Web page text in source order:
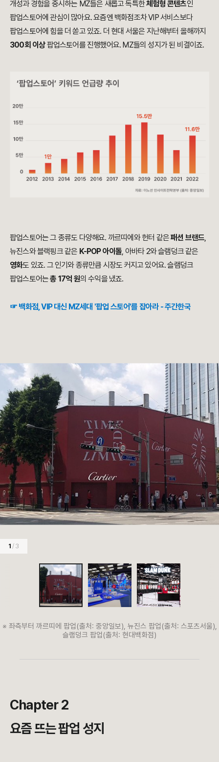
개성과 경험을 중시하는 MZ들은 새롭고 독특한체험형 콘텐츠인
팝업스토어에 관심이 많아요. 요즘엔 백화점조차 VIP 서비스보다
팝업스토어에 힘을 더 쏟고 있죠. 더 현대 서울은 지난해부터 올해까지
300회 이상팝업스토어를 진행했어요. MZ들의 성지가 된 비결이죠.
팝업스토어는 그 종류도 다양해요. 까르띠에와 헌터 같은패션 브랜드,
뉴진스와 블랙핑크 같은 K-POP 아이돌, 아바타 2와 슬램덩크 같은
영화도 있죠. 그 인기와 종류만큼 시장도 커지고 있어요. 슬램덩크
팝업스토어는총 17억 원의 수익을 냈죠.
☞ 백화점, VIP 대신 MZ세대 '팝업 스토어'를 잡아라 - 주간한국
1 / 3
※ 좌측부터 까르띠에 팝업(출처: 중앙일보), 뉴진스 팝업(출처: 스포츠서울),
슬램덩크 팝업(출처: 현대백화점)
Chapter 2
요즘 뜨는 팝업 성지